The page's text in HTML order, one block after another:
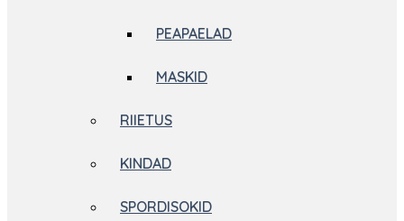
PEAPAELAD
MASKID
RIIETUS
KINDAD
SPORDISOKID